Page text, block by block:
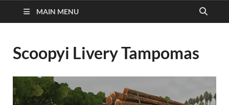
MAIN MENU
Scoopyi Livery Tampomas